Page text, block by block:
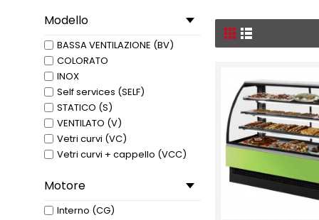
Sole
Verde acqua
Verdone
Modello
BASSA VENTILAZIONE (BV)
COLORATO
INOX
Self services (SELF)
STATICO (S)
VENTILATO (V)
Vetri curvi (VC)
Vetri curvi + cappello (VCC)
Vetri dritti inclinati (VI)
Motore
Interno (CG)